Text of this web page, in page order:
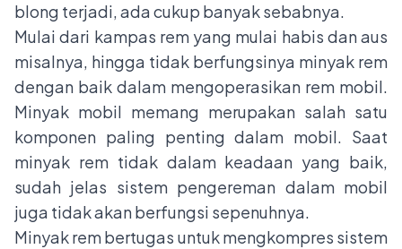
blong terjadi, ada cukup banyak sebabnya.
Mulai dari kampas rem yang mulai habis dan aus
misalnya, hingga tidak berfungsinya minyak rem
dengan baik dalam mengoperasikan rem mobil.
Minyak mobil memang merupakan salah satu
komponen paling penting dalam mobil. Saat
minyak rem tidak dalam keadaan yang baik,
sudah jelas sistem pengereman dalam mobil
juga tidak akan berfungsi sepenuhnya.
Minyak rem bertugas untuk mengkompres sistem